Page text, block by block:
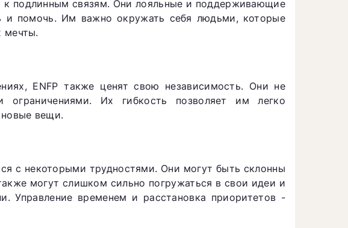
к подлинным связям. Они лояльные и поддерживающие
и помочь. Им важно окружать себя людьми, которые
мечты.
ENFP также ценят свою независимость. Они не
Их гибкость позволяет им легко
новые вещи.
с некоторыми трудностями. Они могут быть склонны
могут слишком сильно погружаться в свои идеи и
Управление временем и расстановка приоритетов -